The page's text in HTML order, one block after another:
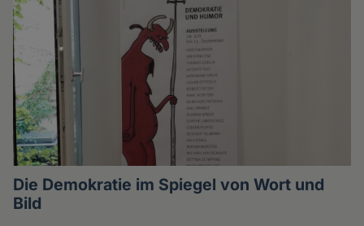
Die Demokratie im Spiegel von Wort und
Bild